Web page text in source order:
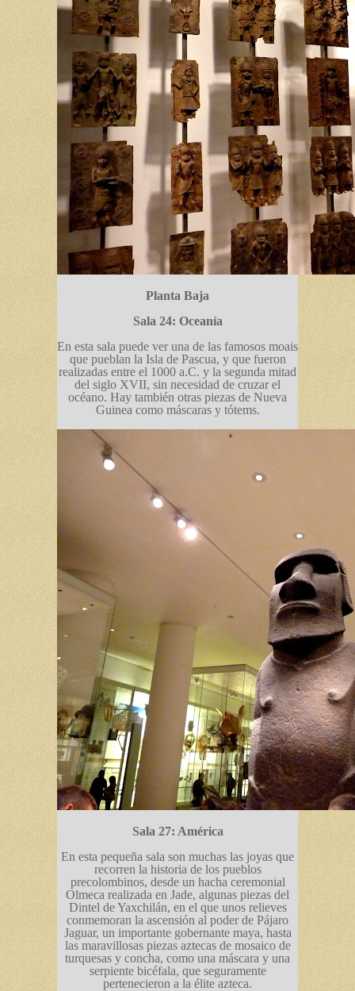
Planta Baja
Sala 24: Oceanía
En esta sala puede ver una de las famosos moais
que pueblan la Isla de Pascua, y que fueron
realizadas entre el 1000 a.C. y la segunda mitad
del siglo XVII, sin necesidad de cruzar el
océano. Hay también otras piezas de Nueva
Guinea como máscaras y tótems.
Sala 27: América
En esta pequeña sala son muchas las joyas que
recorren la historia de los pueblos
precolombinos, desde un hacha ceremonial
Olmeca realizada en Jade, algunas piezas del
Dintel de Yaxchilán, en el que unos relieves
conmemoran la ascensión al poder de Pájaro
Jaguar, un importante gobernante maya, hasta
las maravillosas piezas aztecas de mosaico de
turquesas y concha, como una máscara y una
serpiente bicéfala, que seguramente
pertenecieron a la élite azteca.